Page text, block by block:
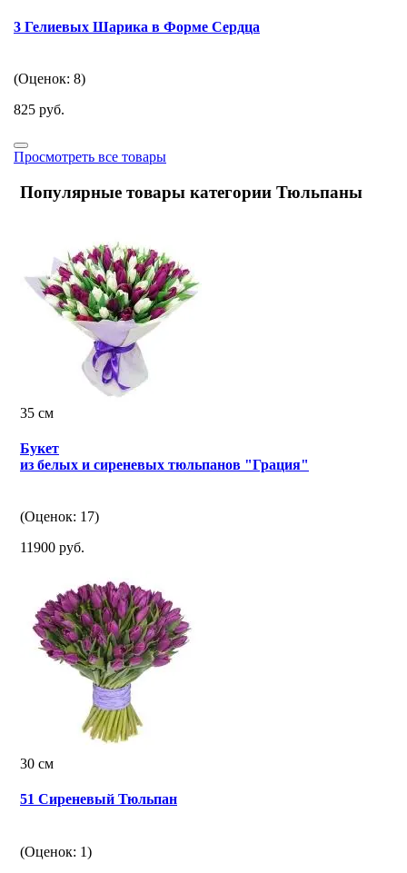
3 Гелиевых Шарика в Форме Сердца
(Оценок: 8)
825 руб.
Просмотреть все товары
Популярные товары категории Тюльпаны
35 см
Букет
из белых и сиреневых тюльпанов "Грация"
(Оценок: 17)
11900 руб.
30 см
51 Сиреневый Тюльпан
(Оценок: 1)